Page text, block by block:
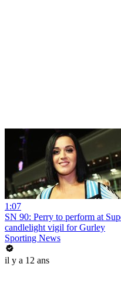
1:07
SN 90: Perry to perform at
candlelight vigil for Gurley
Sporting News
il y a 12 ans